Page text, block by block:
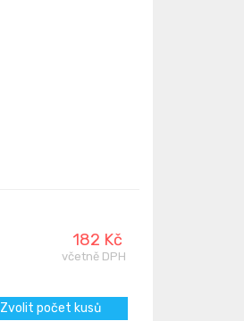
182 Kč
včetně DPH
Zvolit počet kusů